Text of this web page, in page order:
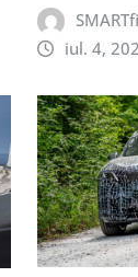
iul. 4,